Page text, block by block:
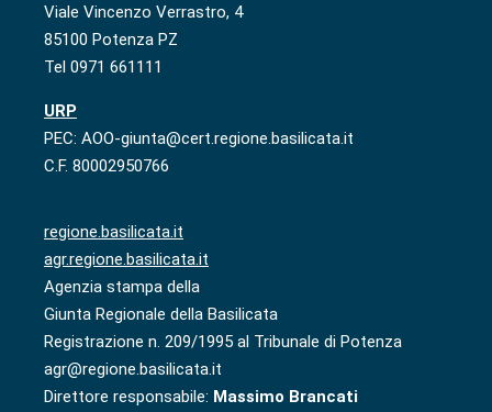
Viale Vincenzo Verrastro, 4
85100 Potenza PZ
Tel 0971 661111
URP
PEC: AOO-giunta@cert.regione.basilicata.it
C.F. 80002950766
regione.basilicata.it
agr.regione.basilicata.it
Agenzia stampa della
Giunta Regionale della Basilicata
Registrazione n. 209/1995 al Tribunale di Potenza
agr@regione.basilicata.it
Direttore responsabile: Massimo Brancati